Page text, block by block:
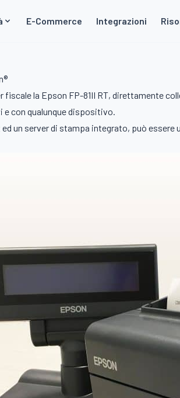
E-Commerce Integrazioni
la Epson FP-81II RT, direttamente
con qualunque dispositivo.
ed un server di stampa integrato, può